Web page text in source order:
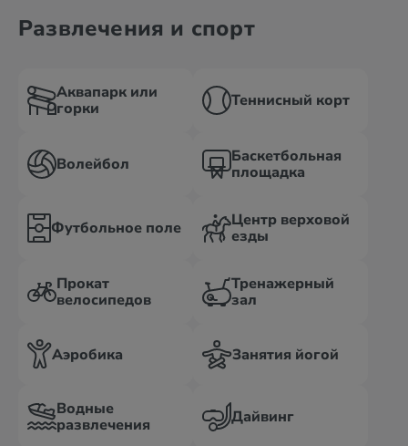
Развлечения и спорт
Аквапарк или
горки
Теннисный корт
Волейбол
Баскетбольная
площадка
Футбольное поле
Центр верховой
езды
Прокат
велосипедов
Тренажерный
зал
Аэробика Занятия йогой
Водные
развлечения
Дайвинг